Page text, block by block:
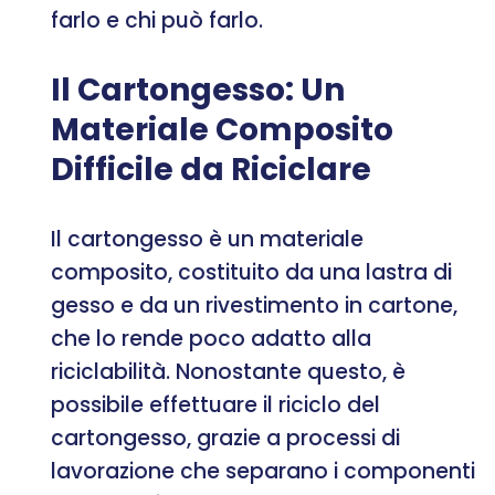
farlo e chi può farlo.
Il Cartongesso: Un
Materiale Composito
Difficile da Riciclare
Il cartongesso è un materiale
composito, costituito da una lastra di
gesso e da un rivestimento in cartone,
che lo rende poco adatto alla
riciclabilità. Nonostante questo, è
possibile effettuare il riciclo del
cartongesso, grazie a processi di
lavorazione che separano i componenti